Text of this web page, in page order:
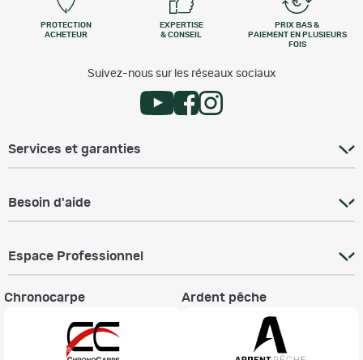
PROTECTION
ACHETEUR
EXPERTISE
& CONSEIL
PRIX BAS &
PAIEMENT EN PLUSIEURS
FOIS
Suivez-nous sur les réseaux sociaux
Services et garanties
Besoin d'aide
Espace Professionnel
Chronocarpe Ardent pêche